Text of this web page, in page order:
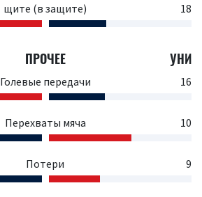
щите (в защите)
18
ПРОЧЕЕ УНИ
Голевые передачи 16
Перехваты мяча 10
Потери 9